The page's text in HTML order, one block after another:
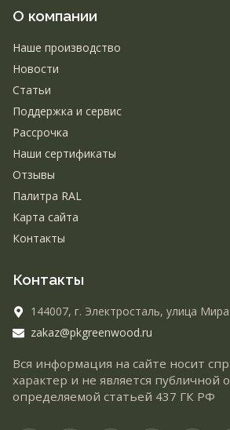
О компании
Наше производство
Новости
Статьи
Поддержка и сервис
Рассрочка
Наши сертификаты
Отзывы
Палитра RAL
Карта сайта
Контакты
Контакты
144007, г. Электросталь, улица
zakaz@pkgreenwood.ru
Вся информация на сайте носит
характер и не является публичной
определяемой статьей 437 ГК РФ